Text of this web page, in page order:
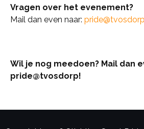
Vragen over het evenement?
Mail dan even naar:
Wil je nog meedoen? Mail dan
pride@tvosdorp!